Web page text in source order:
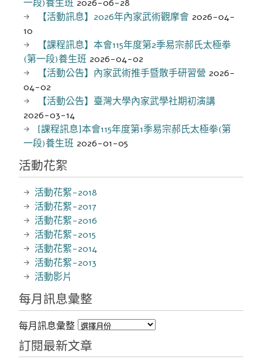
一段)養生班 2026-06-28
【活動訊息】2026年內家武術觀摩會 2026-04-
10
【課程訊息】本會115年度第2季易宗郝氏太極拳
(第一段)養生班 2026-04-02
【活動公告】內家武術推手暨散手研習營 2026-
04-02
【活動公告】臺灣大學內家武學社期初演講
2026-03-14
[課程訊息]本會115年度第1季易宗郝氏太極拳(第
一段)養生班 2026-01-05
活動花絮
活動花絮-2018
活動花絮-2017
活動花絮-2016
活動花絮-2015
活動花絮-2014
活動花絮-2013
活動影片
每月訊息彙整
每月訊息彙整
訂閱最新文章